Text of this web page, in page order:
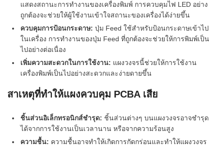
แสดงสถานะการทำงานของเครื่องพิมพ์ การควบคุมไฟ LED อย่าง
ถูกต้องจะช่วยให้ผู้ใช้งานเข้าใจสถานะของเครื่องได้ง่ายขึ้น
ควบคุมการป้อนกระดาษ: ปุ่ม Feed ใช้สำหรับป้อนกระดาษเข้าไป
ในเครื่อง การทำงานของปุ่ม Feed ที่ถูกต้องจะช่วยให้การพิมพ์เป็น
ไปอย่างต่อเนื่อง
เพิ่มความสะดวกในการใช้งาน: แผงวงจรนี้ช่วยให้การใช้งาน
เครื่องพิมพ์เป็นไปอย่างสะดวกและง่ายดายขึ้น
สาเหตุที่ทำให้แผงควบคุม PCBA เสีย
ชิ้นส่วนอิเล็กทรอนิกส์ชำรุด: ชิ้นส่วนต่างๆ บนแผงวงจรอาจชำรุด
ได้จากการใช้งานเป็นเวลานาน หรือจากความร้อนสูง
ความชื้น: ความชื้นอาจทำให้เกิดการกัดกร่อนและทำให้แผงวงจร